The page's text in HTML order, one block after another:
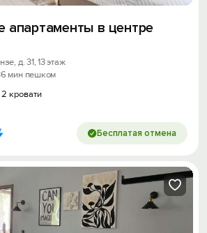
апартаменты в центре
д. 31, 13 этаж
мин пешком
2 кровати
Бесплатая отмена